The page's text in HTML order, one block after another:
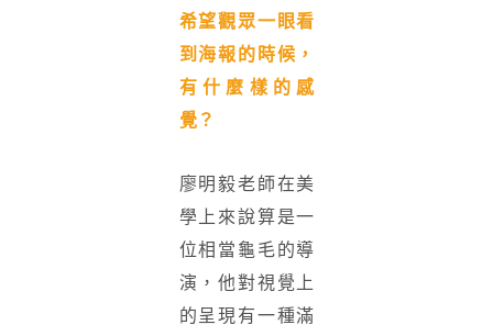
希望觀眾一眼看
到海報的時候，
有什麼樣的感
覺？
廖明毅老師在美
學上來說算是一
位相當龜毛的導
演，他對視覺上
的呈現有一種滿